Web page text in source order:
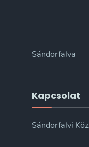
Sándorfalva
Kapcsolat
Sándorfalvi